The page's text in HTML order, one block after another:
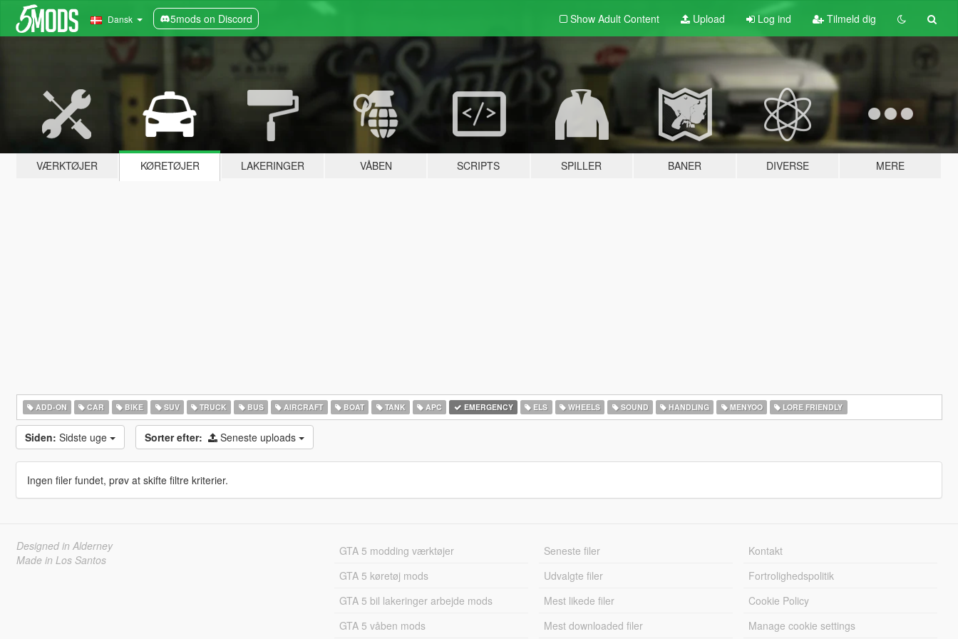
Dansk 5mods on Discord Show Adult Content Upload Log ind Tilmeld dig
VÆRKTØJER KØRETØJER LAKERINGER VÅBEN SCRIPTS SPILLER BANER DIVERSE MERE
ADD-ON CAR BIKE SUV TRUCK BUS AIRCRAFT BOAT TANK APC EMERGENCY ELS WHEELS SOUND HANDLING MENYOO LORE FRIENDLY
Siden: Sidste uge Sorter efter: Seneste uploads
Ingen filer fundet, prøv at skifte filtre kriterier.
Designed in Alderney
Made in Los Santos
GTA 5 modding værktøjer
GTA 5 køretøj mods
GTA 5 bil lakeringer arbejde mods
GTA 5 våben mods
Seneste filer
Udvalgte filer
Mest likede filer
Mest downloaded filer
Kontakt
Fortrolighedspolitik
Cookie Policy
Manage cookie settings